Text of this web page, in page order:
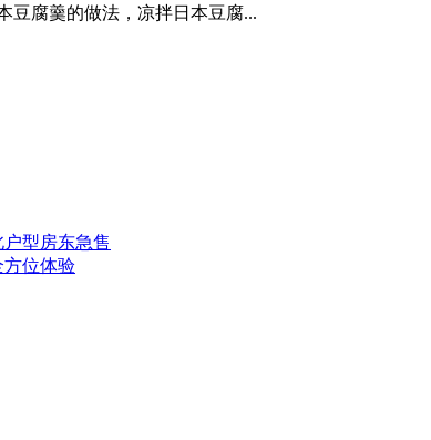
豆腐羹的做法，凉拌日本豆腐...
型房东急售
方位体验